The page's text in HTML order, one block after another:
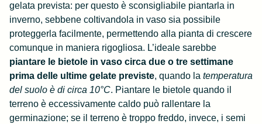
gelata prevista: per questo è sconsigliabile piantarla in
inverno, sebbene coltivandola in vaso sia possibile
proteggerla facilmente, permettendo alla pianta di crescere
comunque in maniera rigogliosa. L’ideale sarebbe
piantare le bietole in vaso circa due o tre settimane
prima delle ultime gelate previste, quando la temperatura
del suolo è di circa 10°C. Piantare le bietole quando il
terreno è eccessivamente caldo può rallentare la
germinazione; se il terreno è troppo freddo, invece, i semi